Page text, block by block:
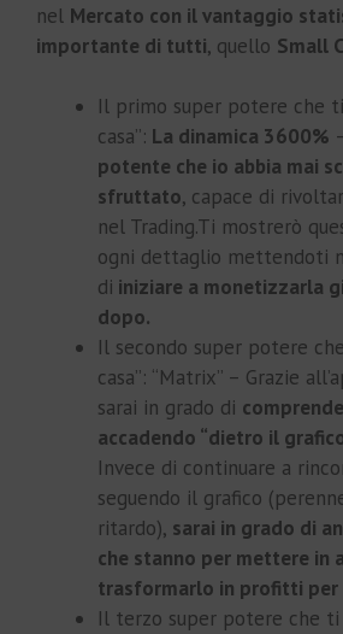
nel Mercato con il vantaggio
importante di tutti, quello Small
Il primo super potere che
casa”: La dinamica 3600%
potente che io abbia mai
sfruttato, capace di
nel Trading.Ti mostrerò
ogni dettaglio mettendoti
di iniziare a monetizzarla
dopo.
Il secondo super potere
casa”: “Matrix” – Grazie
sarai in grado di
accadendo “dietro il
Invece di continuare a
seguendo il grafico
ritardo), sarai in grado di
che stanno per mettere in
trasformarlo in profitti per
Il terzo super potere che ti